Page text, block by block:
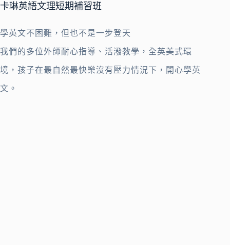
卡琳英語文理短期補習班
學英文不困難，但也不是一步登天
我們的多位外師耐心指導、活潑教學，全英美式環
境，孩子在最自然最快樂沒有壓力情況下，開心學英
文。